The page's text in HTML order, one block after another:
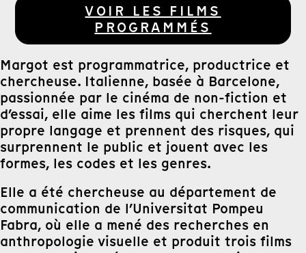
VOIR LES FILMS
PROGRAMMÉS
Margot est programmatrice, productrice et
chercheuse. Italienne, basée à Barcelone,
passionnée par le cinéma de non-fiction et
d’essai, elle aime les films qui cherchent leur
propre langage et prennent des risques, qui
surprennent le public et jouent avec les
formes, les codes et les genres.
Elle a été chercheuse au département de
communication de l’Universitat Pompeu
Fabra, où elle a mené des recherches en
anthropologie visuelle et produit trois films